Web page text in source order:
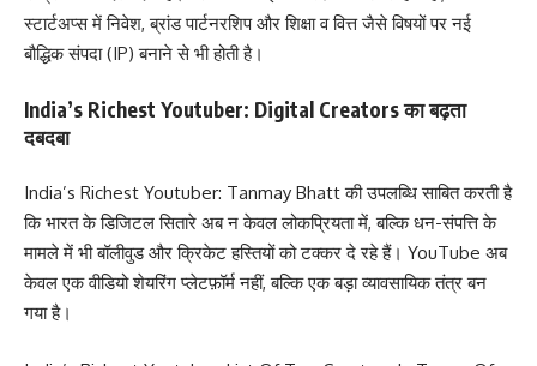
स्टार्टअप्स में निवेश, ब्रांड पार्टनरशिप और शिक्षा व वित्त जैसे विषयों पर नई
बौद्धिक संपदा (IP) बनाने से भी होती है।
India’s Richest Youtuber: Digital Creators का बढ़ता
दबदबा
India’s Richest Youtuber: Tanmay Bhatt की उपलब्धि साबित करती है
कि भारत के डिजिटल सितारे अब न केवल लोकप्रियता में, बल्कि धन-संपत्ति के
मामले में भी बॉलीवुड और क्रिकेट हस्तियों को टक्कर दे रहे हैं। YouTube अब
केवल एक वीडियो शेयरिंग प्लेटफ़ॉर्म नहीं, बल्कि एक बड़ा व्यावसायिक तंत्र बन
गया है।